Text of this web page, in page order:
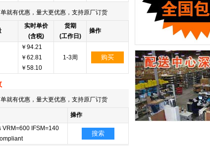
就有优惠，量大更优惠，支持原厂订货
实时单价
(含税)
货期
(工作日)
操作
￥94.21
￥62.81
￥58.10
1-3周 购买
就有优惠，量大更优惠，支持原厂订货
操作
VRM=600 IFSM=140
搜索